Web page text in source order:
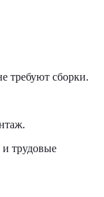
требуют сборки.
трудовые